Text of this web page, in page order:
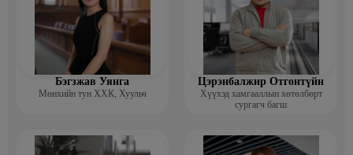
Бэгзжав Уянга
Мөнхийн тун ХХК, Хуульч
Цэрэнбалжир Отгонтүйн
Хүүхэд хамгааллын хөтөлбөрт
сургагч багш